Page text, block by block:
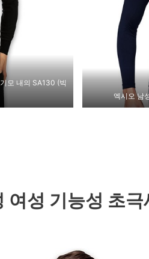
모 내의 SA130 (빅
엑시오 남
여성 기능성 초